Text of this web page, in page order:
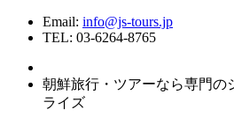
Email: info@js-tours.jp
TEL: 03-6264-8765
朝鮮旅行・ツアーなら専門の
ライズ